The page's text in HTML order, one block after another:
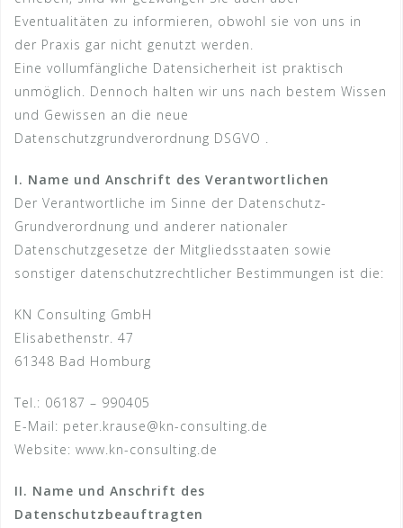
Eventualitäten zu informieren, obwohl sie von uns in
der Praxis gar nicht genutzt werden.
Eine vollumfängliche Datensicherheit ist praktisch
unmöglich. Dennoch halten wir uns nach bestem Wissen
und Gewissen an die neue
Datenschutzgrundverordnung DSGVO .
I. Name und Anschrift des Verantwortlichen
Der Verantwortliche im Sinne der Datenschutz-
Grundverordnung und anderer nationaler
Datenschutzgesetze der Mitgliedsstaaten sowie
sonstiger datenschutzrechtlicher Bestimmungen ist die:
KN Consulting GmbH
Elisabethenstr. 47
61348 Bad Homburg
Tel.: 06187 – 990405
E-Mail: peter.krause@kn-consulting.de
Website: www.kn-consulting.de
II. Name und Anschrift des
Datenschutzbeauftragten